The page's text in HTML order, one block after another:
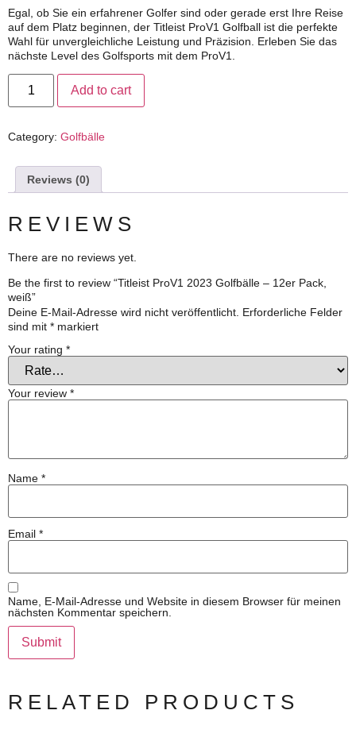
Egal, ob Sie ein erfahrener Golfer sind oder gerade erst Ihre Reise
auf dem Platz beginnen, der Titleist ProV1 Golfball ist die perfekte
Wahl für unvergleichliche Leistung und Präzision. Erleben Sie das
nächste Level des Golfsports mit dem ProV1.
Add to cart
Category: Golfbälle
Reviews (0)
REVIEWS
There are no reviews yet.
Be the first to review “Titleist ProV1 2023 Golfbälle – 12er Pack,
weiß”
Deine E-Mail-Adresse wird nicht veröffentlicht. Erforderliche Felder
sind mit * markiert
Your rating *
Your review *
Name *
Email *
Name, E-Mail-Adresse und Website in diesem Browser für meinen
nächsten Kommentar speichern.
RELATED PRODUCTS